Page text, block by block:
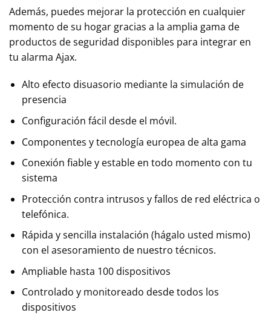
Además, puedes mejorar la protección en cualquier
momento de su hogar gracias a la amplia gama de
productos de seguridad disponibles para integrar en
tu alarma Ajax.
Alto efecto disuasorio mediante la simulación de
presencia
Configuración fácil desde el móvil.
Componentes y tecnología europea de alta gama
Conexión fiable y estable en todo momento con tu
sistema
Protección contra intrusos y fallos de red eléctrica o
telefónica.
Rápida y sencilla instalación (hágalo usted mismo)
con el asesoramiento de nuestro técnicos.
Ampliable hasta 100 dispositivos
Controlado y monitoreado desde todos los
dispositivos